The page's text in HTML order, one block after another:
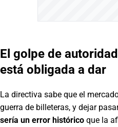
El golpe de
está obligada a dar
La directiva sabe que el
guerra de billeteras, y dejar
sería un error histórico que la